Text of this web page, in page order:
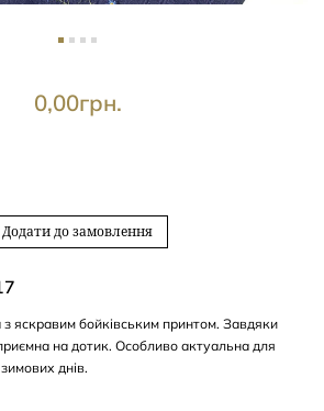
грн.
0,00
Додати до замовлення
яскравим бойківським принтом. Завдяки
на дотик. Особливо актуальна для
днів.